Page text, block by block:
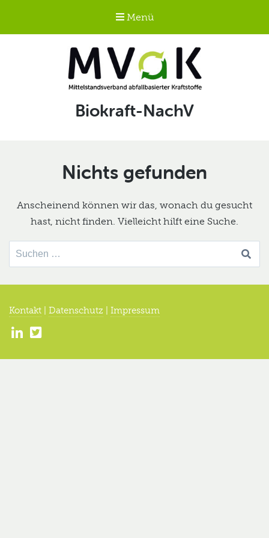
Menü
Mittelstandsverband
abfallbasierter
Schlagwort:
Biokraft-NachV
Nichts gefunden
Anscheinend können wir das, wonach du gesucht
hast, nicht finden. Vielleicht hilft eine Suche.
Suche
nach:
Kontakt Datenschutz Impressum